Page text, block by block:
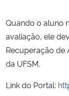
Ministério do Meio
Ministério do Turismo
Quando o aluno
avaliação, ele
Recuperação de
da UFSM.
Link do Portal: